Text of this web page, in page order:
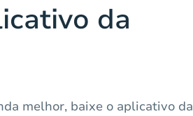
da
melhor, baixe o aplicativo da